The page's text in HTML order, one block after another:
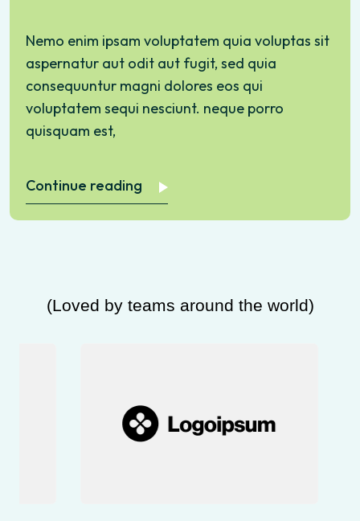
Nemo enim ipsam voluptatem quia voluptas sit
aspernatur aut odit aut fugit, sed quia
consequuntur magni dolores eos qui
voluptatem sequi nesciunt. neque porro
quisquam est,
Continue reading
(Loved by teams around the world)